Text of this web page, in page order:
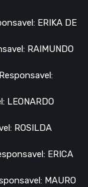
ERIKA DE
RAIMUNDO
LEONARDO
ROSILDA
ERICA
MAURO